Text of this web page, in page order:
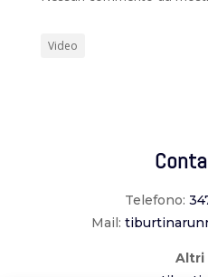
Video
Telefono:
Mail:
Altri